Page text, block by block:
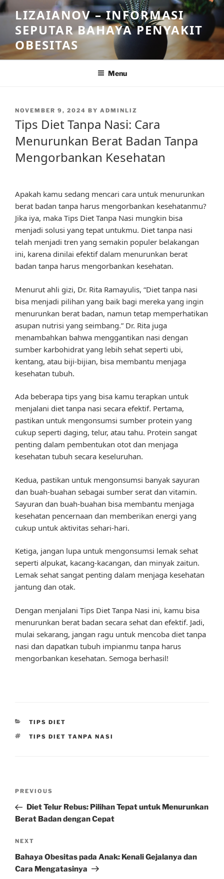
Skip
to
content
LIZAIANOV – INFORMASI
SEPUTAR BAHAYA PENYAKIT
OBESITAS
Menu
POSTED
ON
NOVEMBER 9, 2024 BY ADMINLIZ
Tips Diet Tanpa Nasi: Cara
Menurunkan Berat Badan Tanpa
Mengorbankan Kesehatan
Apakah kamu sedang mencari cara untuk menurunkan
berat badan tanpa harus mengorbankan kesehatanmu?
Jika iya, maka Tips Diet Tanpa Nasi mungkin bisa
menjadi solusi yang tepat untukmu. Diet tanpa nasi
telah menjadi tren yang semakin populer belakangan
ini, karena dinilai efektif dalam menurunkan berat
badan tanpa harus mengorbankan kesehatan.
Menurut ahli gizi, Dr. Rita Ramayulis, “Diet tanpa nasi
bisa menjadi pilihan yang baik bagi mereka yang ingin
menurunkan berat badan, namun tetap memperhatikan
asupan nutrisi yang seimbang.” Dr. Rita juga
menambahkan bahwa menggantikan nasi dengan
sumber karbohidrat yang lebih sehat seperti ubi,
kentang, atau biji-bijian, bisa membantu menjaga
kesehatan tubuh.
Ada beberapa tips yang bisa kamu terapkan untuk
menjalani diet tanpa nasi secara efektif. Pertama,
pastikan untuk mengonsumsi sumber protein yang
cukup seperti daging, telur, atau tahu. Protein sangat
penting dalam pembentukan otot dan menjaga
kesehatan tubuh secara keseluruhan.
Kedua, pastikan untuk mengonsumsi banyak sayuran
dan buah-buahan sebagai sumber serat dan vitamin.
Sayuran dan buah-buahan bisa membantu menjaga
kesehatan pencernaan dan memberikan energi yang
cukup untuk aktivitas sehari-hari.
Ketiga, jangan lupa untuk mengonsumsi lemak sehat
seperti alpukat, kacang-kacangan, dan minyak zaitun.
Lemak sehat sangat penting dalam menjaga kesehatan
jantung dan otak.
Dengan menjalani Tips Diet Tanpa Nasi ini, kamu bisa
menurunkan berat badan secara sehat dan efektif. Jadi,
mulai sekarang, jangan ragu untuk mencoba diet tanpa
nasi dan dapatkan tubuh impianmu tanpa harus
mengorbankan kesehatan. Semoga berhasil!
CATEGORIES
TIPS DIET
TAGS
TIPS DIET TANPA NASI
Previous
Post
PREVIOUS
Diet Telur Rebus: Pilihan Tepat untuk Menurunkan
Berat Badan dengan Cepat
Next
Post
NEXT
Bahaya Obesitas pada Anak: Kenali Gejalanya dan
Cara Mengatasinya